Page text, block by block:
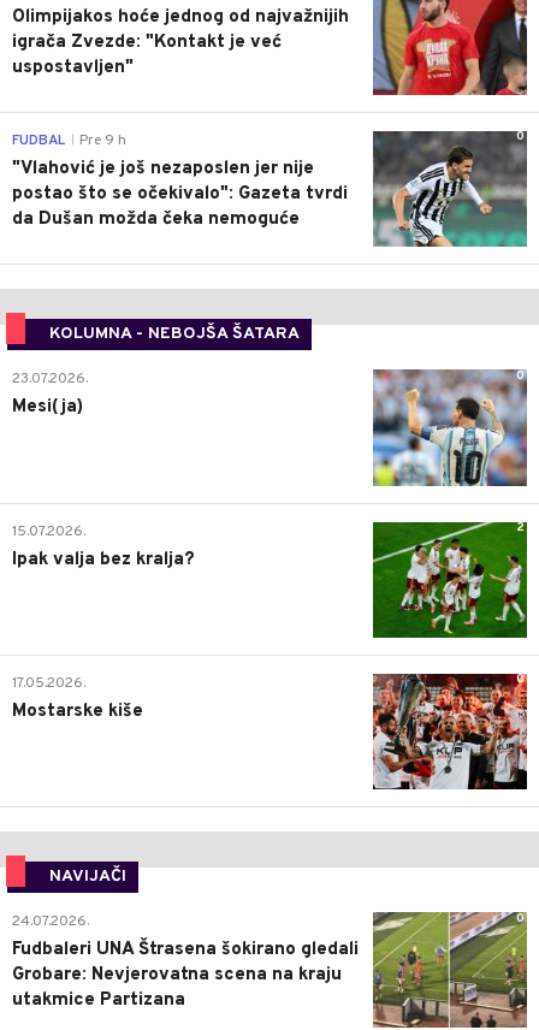
Olimpijakos hoće jednog od najvažnijih
igrača Zvezde: "Kontakt je već
uspostavljen"
0
FUDBAL Pre 9 h
"Vlahović je još nezaposlen jer nije
postao što se očekivalo": Gazeta tvrdi
da Dušan možda čeka nemoguće
KOLUMNA - NEBOJŠA ŠATARA
0
23.07.2026.
Mesi(ja)
2
15.07.2026.
Ipak valja bez kralja?
0
17.05.2026.
Mostarske kiše
NAVIJAČI
0
24.07.2026.
Fudbaleri UNA Štrasena šokirano gledali
Grobare: Nevjerovatna scena na kraju
utakmice Partizana